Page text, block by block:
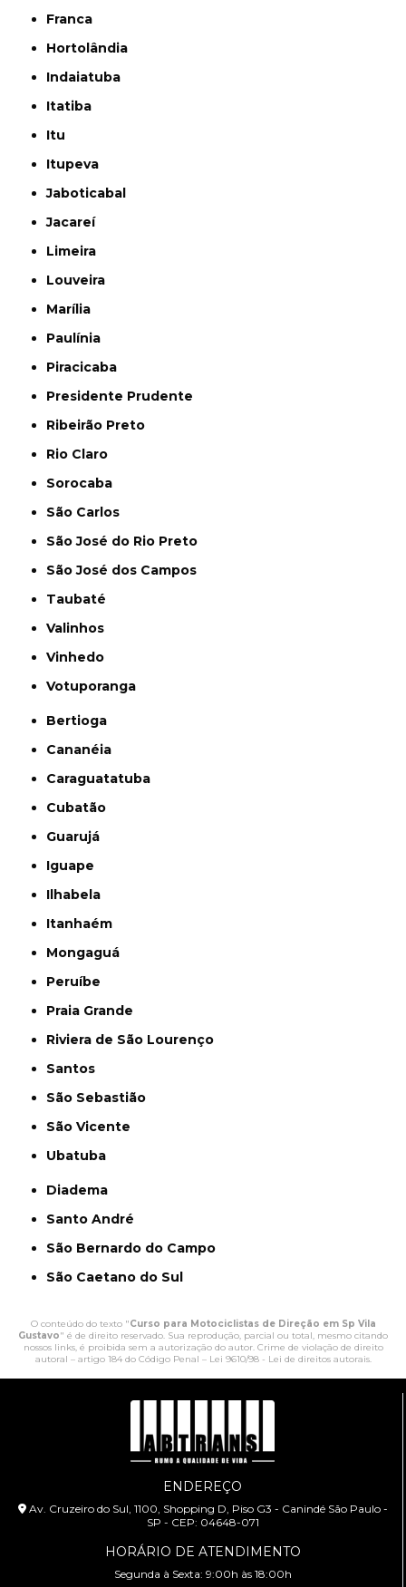
Franca
Hortolândia
Indaiatuba
Itatiba
Itu
Itupeva
Jaboticabal
Jacareí
Limeira
Louveira
Marília
Paulínia
Piracicaba
Presidente Prudente
Ribeirão Preto
Rio Claro
Sorocaba
São Carlos
São José do Rio Preto
São José dos Campos
Taubaté
Valinhos
Vinhedo
Votuporanga
Bertioga
Cananéia
Caraguatatuba
Cubatão
Guarujá
Iguape
Ilhabela
Itanhaém
Mongaguá
Peruíbe
Praia Grande
Riviera de São Lourenço
Santos
São Sebastião
São Vicente
Ubatuba
Diadema
Santo André
São Bernardo do Campo
São Caetano do Sul
O conteúdo do texto "Curso para Motociclistas de Direção em Sp Vila
Gustavo" é de direito reservado. Sua reprodução, parcial ou total, mesmo citando
nossos links, é proibida sem a autorização do autor. Crime de violação de direito
autoral – artigo 184 do Código Penal – Lei 9610/98 - Lei de direitos autorais.
ENDEREÇO
Av. Cruzeiro do Sul, 1100, Shopping D, Piso G3 - Canindé São Paulo -
SP - CEP: 04648-071
HORÁRIO DE ATENDIMENTO
Segunda à Sexta: 9:00h às 18:00h